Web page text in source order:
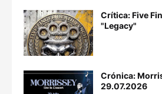
Crítica: Five
"Legacy"
Crónica:
29.07.2026